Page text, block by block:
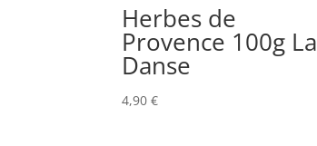
Herbes de
Provence 100g La
Danse
4,90€